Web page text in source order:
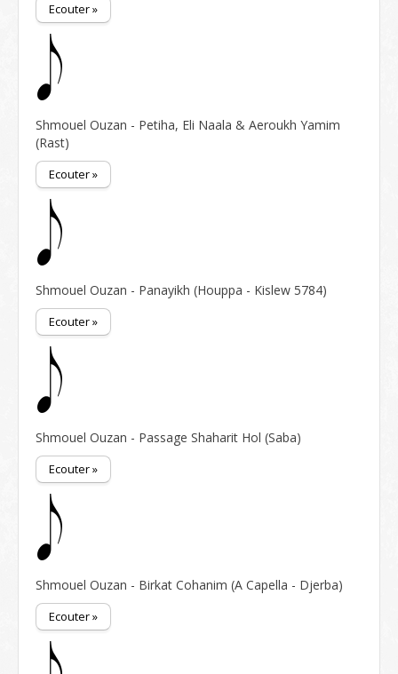
Ecouter »
Shmouel Ouzan - Petiha, Eli Naala & Aeroukh Yamim
(Rast)
Ecouter »
Shmouel Ouzan - Panayikh (Houppa - Kislew 5784)
Ecouter »
Shmouel Ouzan - Passage Shaharit Hol (Saba)
Ecouter »
Shmouel Ouzan - Birkat Cohanim (A Capella - Djerba)
Ecouter »